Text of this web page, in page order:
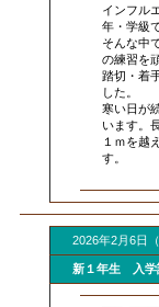
インフル
年・学級
そんな中
の練習を
踏切・着
した。
寒い日が
います。
１ｍを越
す。
2026年2月6日（
新１年生 入学